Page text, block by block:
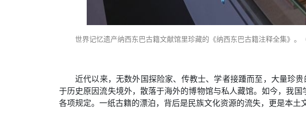
世界记忆遗产纳西东巴古籍文献馆里珍藏的《纳西东巴古籍注释全集》。
近代以来，无数外国探险家、传教士、学者接踵而至，大量珍
于历史原因流失境外，散落于海外的博物馆与私人藏馆。如今，我
各项规定。一纸古籍的漂泊，背后是民族文化资源的流失，更是本